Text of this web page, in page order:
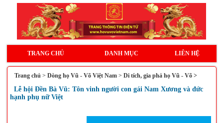
TRANG CHỦ DANH MỤC LIÊN HỆ
Trang chủ > Dòng họ Vũ - Võ Việt Nam> Di tích, gia phả họ Vũ - Võ >
Lễ hội Đền Bà Vũ: Tôn vinh người con gái Nam Xương và đức
hạnh phụ nữ Việt